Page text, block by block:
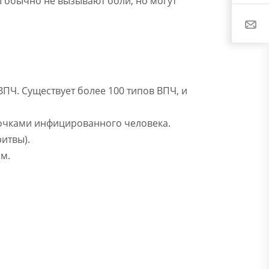
Существует более 100 типов ВПЧ, и
инфицированного человека.